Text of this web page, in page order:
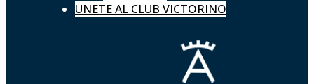
UNETE AL CLUB VICTORINO